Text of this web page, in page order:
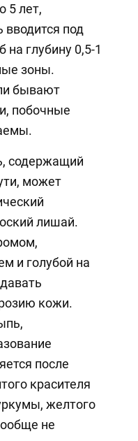
5 лет,
вводится под
на глубину 0,5-1
зоны.
бывают
побочные
содержащий
может
лишай.
и голубой на
кожи.
после
красителя
желтого
не